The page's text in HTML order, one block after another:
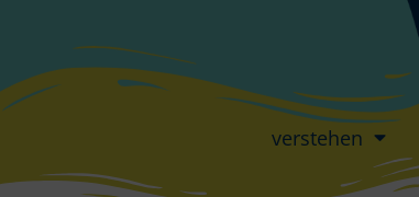
verstehen